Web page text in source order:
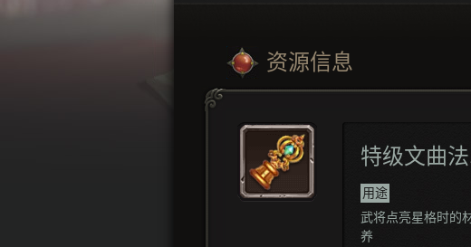
资源信息
特级文曲
用途
武将点亮星格时的
养